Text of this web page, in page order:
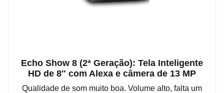
Echo Show 8 (2ª Geração): Tela Inteligente
HD de 8″ com Alexa e câmera de 13 MP
Qualidade de som muito boa. Volume alto, falta um